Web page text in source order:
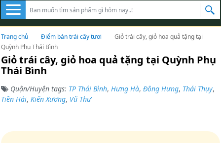
Trang chủ Điểm bán trái cây tươi
Giỏ trái cây, giỏ hoa quả tặng tại
Quỳnh Phụ Thái Bình
Giỏ trái cây, giỏ hoa quả tặng tại Quỳnh Phụ
Thái Bình
Quận/Huyện tags: TP Thái Bình, Hưng Hà, Đông Hưng, Thái Thụy,
Tiền Hải, Kiến Xương, Vũ Thư